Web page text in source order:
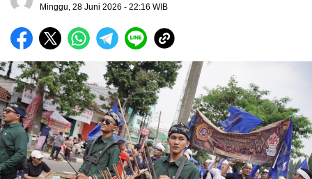
Minggu, 28 Juni 2026 - 22:16 WIB